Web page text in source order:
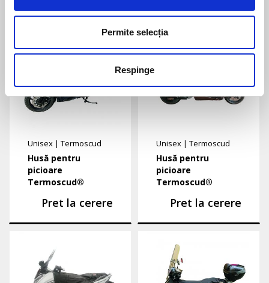
Permite selecția
Respinge
Unisex | Termoscud
Husă pentru
picioare
Termoscud®
Pret la cerere
Unisex | Termoscud
Husă pentru
picioare
Termoscud®
Pret la cerere